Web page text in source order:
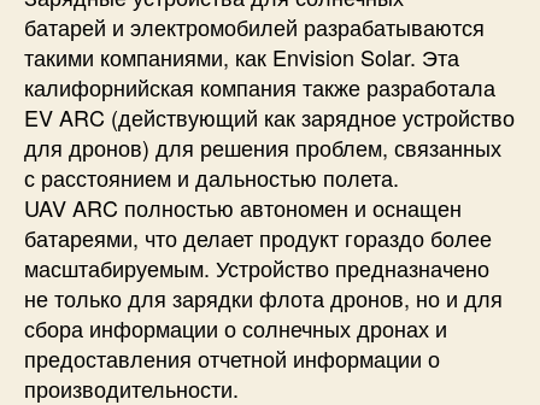
батарей и электромобилей разрабатываются
такими компаниями, как Envision Solar. Эта
калифорнийская компания также разработала
EV ARC (действующий как зарядное устройство
для дронов) для решения проблем, связанных
с расстоянием и дальностью полета.
UAVARC полностью автономен и оснащен
батареями, что делает продукт гораздо более
масштабируемым. Устройство предназначено
не только для зарядки флота дронов, но и для
сбора информации о солнечных дронах и
предоставления отчетной информации о
производительности.